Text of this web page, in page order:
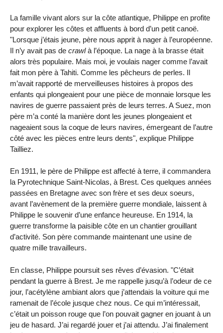
La famille vivant alors sur la côte atlantique, Philippe en profite
pour explorer les côtes et affluents à bord d’un petit canoë.
"Lorsque j’étais jeune, père nous apprit à nager à l’européenne.
Il n’y avait pas de crawlà l’époque. La nage à la brasse était
alors très populaire. Mais moi, je voulais nager comme l’avait
fait mon père à Tahiti. Comme les pêcheurs de perles. Il
m’avait rapporté de merveilleuses histoires à propos des
enfants qui plongeaient pour une pièce de monnaie lorsque les
navires de guerre passaient près de leurs terres. A Suez, mon
père m’a conté la manière dont les jeunes plongeaient et
nageaient sous la coque de leurs navires, émergeant de l’autre
côté avec les pièces entre leurs dents", explique Philippe
Tailliez.
En 1911, le père de Philippe est affecté à terre, il commandera
la Pyrotechnique Saint-Nicolas, à Brest. Ces quelques années
passées en Bretagne avec son frère et ses deux soeurs,
avant l’avènement de la première guerre mondiale, laissent à
Philippe le souvenir d’une enfance heureuse. En 1914, la
guerre transforme la paisible côte en un chantier grouillant
d’activité. Son père commande maintenant une usine de
quatre mille travailleurs.
En classe, Philippe poursuit ses rêves d’évasion. "C’était
pendant la guerre à Brest. Je me rappelle jusqu’à l’odeur de ce
jour, l’acétylène ambiant alors que j’attendais la voiture qui me
ramenait de l’école jusque chez nous. Ce qui m’intéressait,
c’était un poisson rouge que l’on pouvait gagner en jouant à un
jeu de hasard. J’ai regardé jouer et j’ai attendu. J’ai finalement